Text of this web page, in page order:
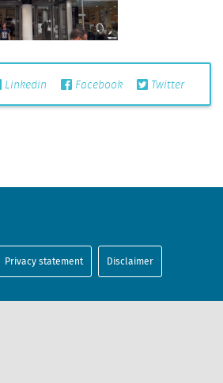
Linkedin Facebook Twitter
Privacy statement Disclaimer